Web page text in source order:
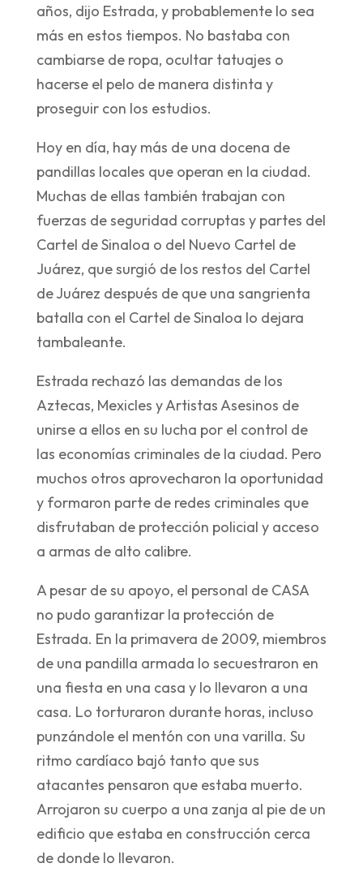
años, dijo Estrada, y probablemente lo sea
más en estos tiempos. No bastaba con
cambiarse de ropa, ocultar tatuajes o
hacerse el pelo de manera distinta y
proseguir con los estudios.
Hoy en día, hay más de una docena de
pandillas locales que operan en la ciudad.
Muchas de ellas también trabajan con
fuerzas de seguridad corruptas y partes del
Cartel de Sinaloa o del Nuevo Cartel de
Juárez, que surgió de los restos del Cartel
de Juárez después de que una sangrienta
batalla con el Cartel de Sinaloa lo dejara
tambaleante.
Estrada rechazó las demandas de los
Aztecas, Mexicles y Artistas Asesinos de
unirse a ellos en su lucha por el control de
las economías criminales de la ciudad. Pero
muchos otros aprovecharon la oportunidad
y formaron parte de redes criminales que
disfrutaban de protección policial y acceso
a armas de alto calibre.
A pesar de su apoyo, el personal de CASA
no pudo garantizar la protección de
Estrada. En la primavera de 2009, miembros
de una pandilla armada lo secuestraron en
una fiesta en una casa y lo llevaron a una
casa. Lo torturaron durante horas, incluso
punzándole el mentón con una varilla. Su
ritmo cardíaco bajó tanto que sus
atacantes pensaron que estaba muerto.
Arrojaron su cuerpo a una zanja al pie de un
edificio que estaba en construcción cerca
de donde lo llevaron.